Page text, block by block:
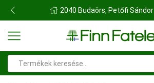
FINN FATELEP BUDAÖRS
input